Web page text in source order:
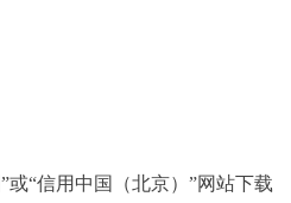
”或“信用中国（北京） ”网站下载